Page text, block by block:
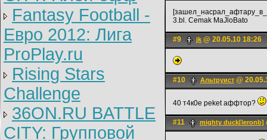
Fantasy Football -
Евро 2012: Лига
ProPlay.ru
Rising Stars
Challenge
36ON.RU BATTLE
CITY: Групповой
3.bl. Cemak MaJloBato
#9 jk @ 20.05.10 18:26
#10 Альтруист @
40 т4к0е peket аффтор?
#11 mighty duck[leronb]